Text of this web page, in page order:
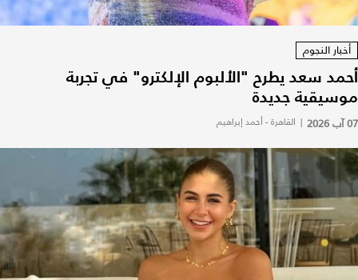
أخبار النجوم
أحمد سعد يطرح "الألبوم الإلكترو" في تجربة
موسيقية جديدة
07 آب 2026 | القاهرة - أحمد إبراهيم